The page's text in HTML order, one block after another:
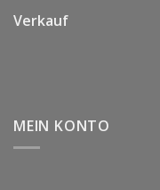
Verkauf
MEIN KONTO